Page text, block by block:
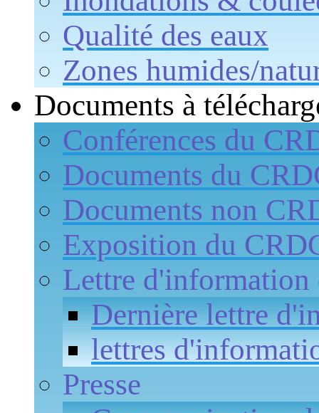
Qualité des eaux
Zones humides/
Documents à
Conférences du
Documents du
Documents non
Exposition du
Lettre d'information
Dernière lettre
lettres
Presse